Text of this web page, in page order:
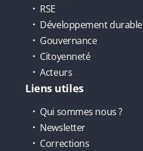
RSE
Développement durable
Gouvernance
Citoyenneté
Acteurs
Liens utiles
Qui sommes nous ?
Newsletter
Corrections